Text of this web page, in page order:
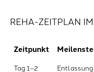
REHA-ZEITPLAN
Zeitpunkt
Tag 1–2